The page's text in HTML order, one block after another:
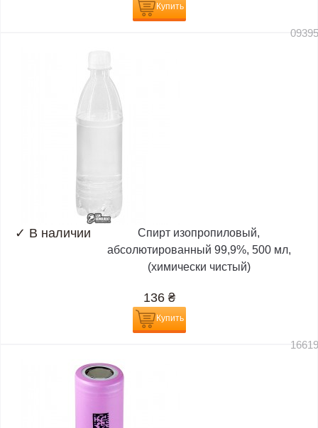
Купить
✓ В наличии
Спирт изопропиловый,
абсолютированный 99,9%, 500 мл,
(химически чистый)
136 ₴
Купить